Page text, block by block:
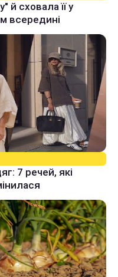
й сховала її у
всередині
7 речей, які